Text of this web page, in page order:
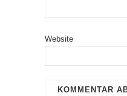
Website